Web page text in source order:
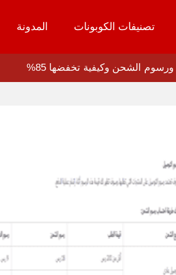
تصنيفات الكوبونات المدونة
الشحن وكيفية تخفضها 85%